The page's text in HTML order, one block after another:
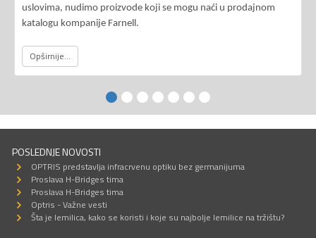
uslovima, nudimo proizvode koji se mogu naći u prodajnom
katalogu kompanije Farnell.
Opširnije...
POSLEDNJE NOVOSTI
OPTRIS predstavlja infracrvenu optiku bez germanijuma
Proslava H-Bridges tima
Proslava H-Bridges tima
Optris - Važne vesti
Šta je lemilica, kako se koristi i koje su najbolje lemilice na tržištu?